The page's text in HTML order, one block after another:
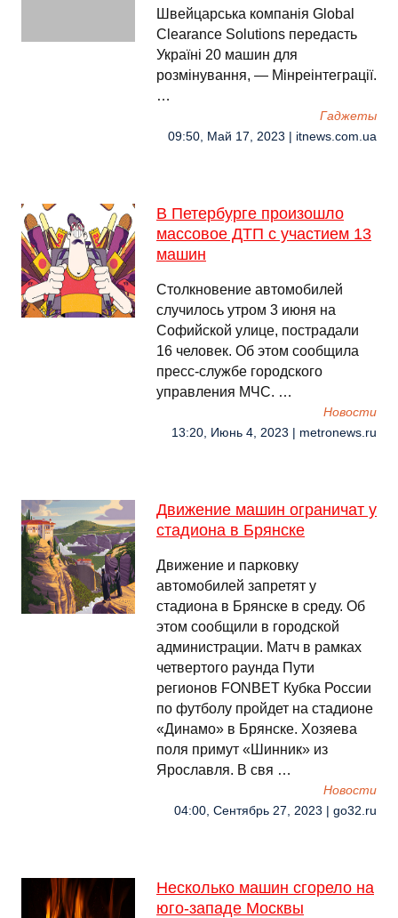
Швейцарська компанія Global
Сlearance Solutions передасть
Україні 20 машин для
розмінування, — Мінреінтеграції.
…
Гаджеты
09:50, Май 17, 2023 | itnews.com.ua
В Петербурге произошло
массовое ДТП с участием 13
машин
Столкновение автомобилей
случилось утром 3 июня на
Софийской улице, пострадали
16 человек. Об этом сообщила
пресс-службе городского
управления МЧС. …
Новости
13:20, Июнь 4, 2023 | metronews.ru
Движение машин ограничат у
стадиона в Брянске
Движение и парковку
автомобилей запретят у
стадиона в Брянске в среду. Об
этом сообщили в городской
администрации. Матч в рамках
четвертого раунда Пути
регионов FONBET Кубка России
по футболу пройдет на стадионе
«Динамо» в Брянске. Хозяева
поля примут «Шинник» из
Ярославля. В свя …
Новости
04:00, Сентябрь 27, 2023 | go32.ru
Несколько машин сгорело на
юго-западе Москвы